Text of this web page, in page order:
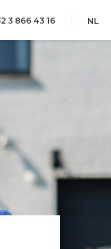
3 866 43 16 NL